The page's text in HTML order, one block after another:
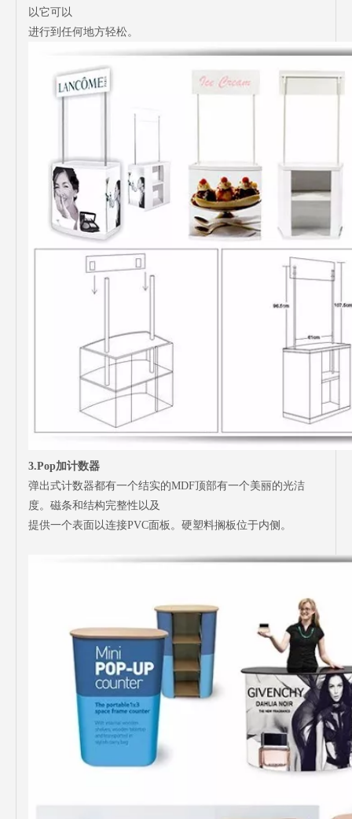
以它可以
进行到任何地方轻松。
3.Pop加计数器
弹出式计数器都有一个结实的MDF顶部有一个美丽的光洁
度。磁条和结构完整性以及
提供一个表面以连接PVC面板。硬塑料搁板位于内侧。